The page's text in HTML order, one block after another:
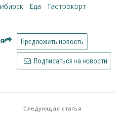
еда гастрокорт
Предложить новость
Подписаться на новости
Следующая статья